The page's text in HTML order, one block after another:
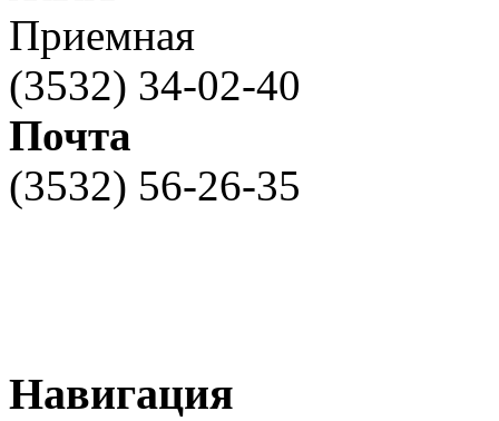
Приемная
(3532) 34-02-40
Почта
(3532) 56-26-35
Навигация